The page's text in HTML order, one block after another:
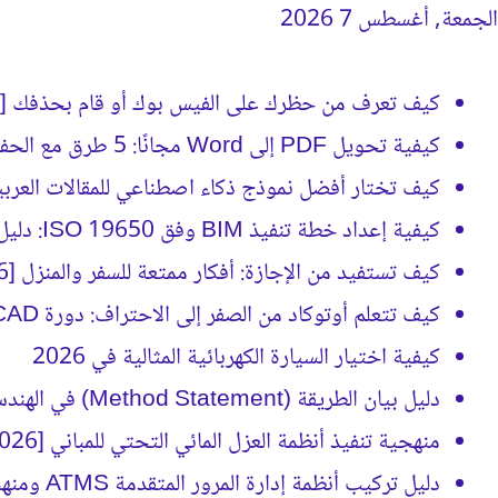
الجمعة, أغسطس 7 2026
كيف تعرف من حظرك على الفيس بوك أو قام بحذفك [2026]
كيفية تحويل PDF إلى Word مجانًا: 5 طرق مع الحفاظ على التنسيق
كيف تختار أفضل نموذج ذكاء اصطناعي للمقالات العربية؟
كيفية إعداد خطة تنفيذ BIM وفق ISO 19650: دليل BEP الشامل
كيف تستفيد من الإجازة: أفكار ممتعة للسفر والمنزل [2026]
كيف تتعلم أوتوكاد من الصفر إلى الاحتراف: دورة AutoCAD كاملة [2026]
كيفية اختيار السيارة الكهربائية المثالية في 2026
دليل بيان الطريقة (Method Statement) في الهندسة الإنشائية [2026]
منهجية تنفيذ أنظمة العزل المائي التحتي للمباني [2026]
دليل تركيب أنظمة إدارة المرور المتقدمة ATMS ومنهجية التنفيذ [2026]